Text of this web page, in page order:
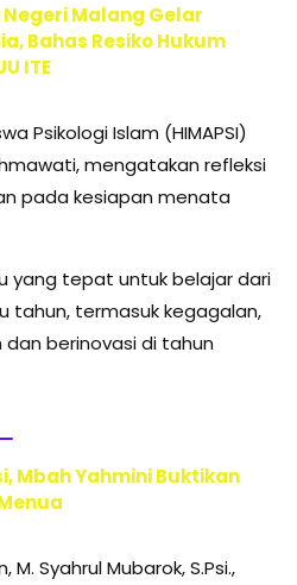
Malang Gelar
Bahas Resiko Hukum
ITE
Psikologi Islam (HIMAPSI)
mengatakan refleksi
pada kesiapan menata
yang tepat untuk belajar dari
tahun, termasuk kegagalan,
berinovasi di tahun
Mbah Yahmini Buktikan
Syahrul Mubarok, S.Psi.,